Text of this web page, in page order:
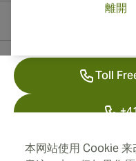
本网站使用 Cookie
離開
Toll